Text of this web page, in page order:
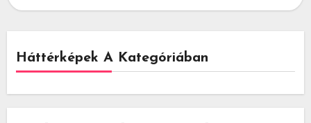
Háttérképek A Kategóriában